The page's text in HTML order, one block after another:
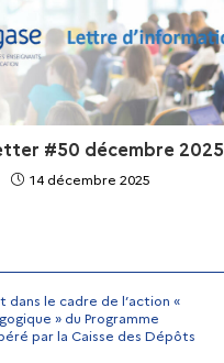
#50 décembre 2025
14 décembre 2025
dans le cadre de l’action «
» du Programme
par la Caisse des Dépôts